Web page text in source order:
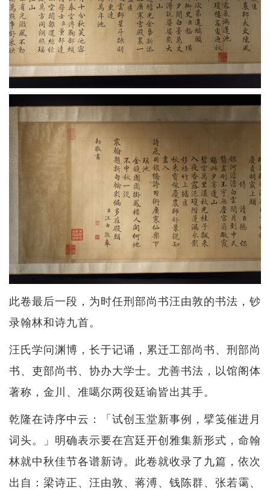
此卷最后一段，为时任刑部尚书汪由敦的书法，钞
录翰林和诗九首。
汪氏学问渊博，长于记诵，累迁工部尚书、刑部尚
书、吏部尚书、协办大学士。尤善书法，以馆阁体
著称，金川、准噶尔两役廷谕皆出其手。
乾隆在诗序中云：「试创玉堂新事例，擘笺催进月
词头。」明确表示要在宫廷开创雅集新形式，命翰
林就中秋佳节各谱新诗。此卷就收录了九篇，依次
出自：梁诗正、汪由敦、蒋溥、钱陈群、张若霭、